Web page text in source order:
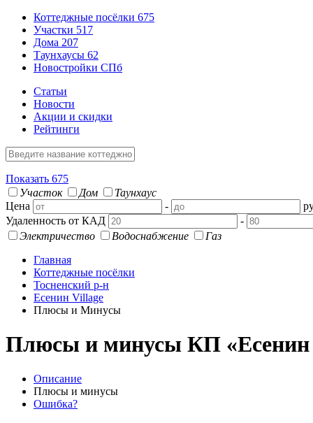
Коттеджные посёлки 675
Участки 517
Дома 207
Таунхаусы 62
Новостройки СПб
Статьи
Новости
Акции и скидки
Рейтинги
Показать 675
Участок
Дом
Таунхаус
Цена
-
Удаленность от КАД
-
Электричество
Водоснабжение
Газ
Главная
Коттеджные посёлки
Тосненский р-н
Есенин Village
Плюсы и Минусы
Плюсы и минусы КП «Есенин
Описание
Плюсы и минусы
Ошибка?